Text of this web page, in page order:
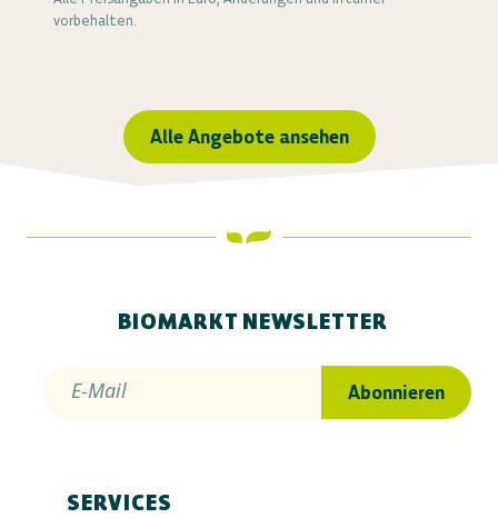
vorbehalten.
Alle Angebote ansehen
BIOMARKT NEWSLETTER
E-Mail Abonnieren
SERVICES